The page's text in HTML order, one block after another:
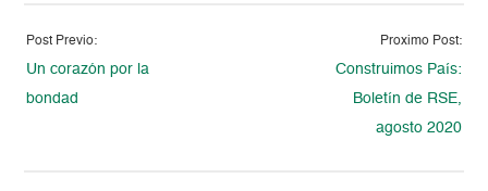
Post Previo:
Un corazón por la
bondad
Proximo Post:
Construimos País:
Boletín de RSE,
agosto 2020